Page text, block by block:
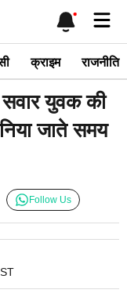
क्राइम राजनीति
युवक की
जाते समय
Follow Us